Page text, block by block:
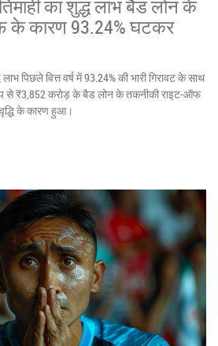
का शुद्ध लाभ बैड लोन के
के कारण 93.24% घटकर
पिछले वित्त वर्ष में 93.24% की भारी गिरावट के साथ
से ₹3,852 करोड़ के बैड लोन के तकनीकी राइट-ऑफ
के कारण हुआ।